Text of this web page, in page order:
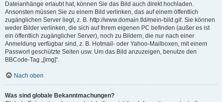
Dateianhänge erlaubt hat, können Sie das Bild auch direkt hochladen.
Ansonsten müssen Sie zu einem Bild verlinken, das auf einem öffentlich
zugänglichen Server liegt, z. B. http://www.domain.tld/mein-bild.gif. Sie können
weder Bilder verlinken, die sich auf Ihrem eigenen PC befinden (außer es ist
ein öffentlich zugänglicher Server), noch zu Bildern, die nur nach einer
Anmeldung verfügbar sind, z. B. Hotmail- oder Yahoo-Mailboxen, mit einem
Passwort geschützte Seiten usw. Um das Bild anzuzeigen, benutze den
BBCode-Tag „[img]“.
Nach oben
Was sind globale Bekanntmachungen?